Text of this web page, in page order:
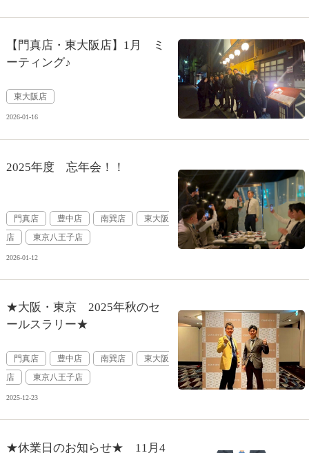
【門真店・東大阪店】1月 ミ
ーティング♪
東大阪店
2026-01-16
2025年度 忘年会！！
門真店 豊中店 南巽店
東大阪
店
東京八王子店
2026-01-12
★大阪・東京 2025年秋のセ
ールスラリー★
門真店 豊中店 南巽店
東大阪
店
東京八王子店
2025-12-23
★休業日のお知らせ★ 11月4